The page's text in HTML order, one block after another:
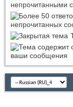
непрочитанными
непрочитанных
ваши сообщения